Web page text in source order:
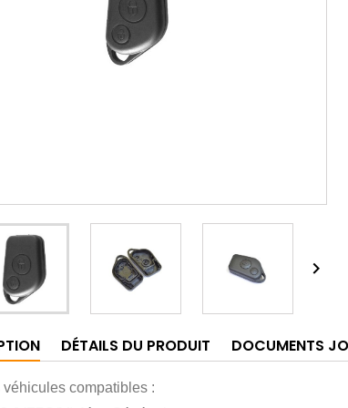

DÉTAILS DU PRODUIT DOCUMENTS
véhicules compatibles :